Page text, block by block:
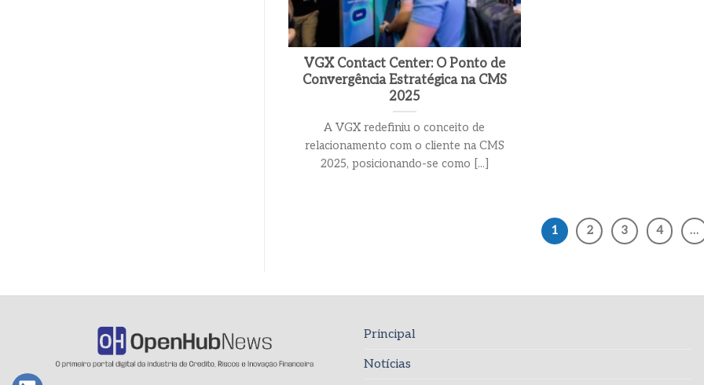
VGX Contact Center: O Ponto de
Convergência Estratégica na CMS
2025
A VGX redefiniu o conceito de
relacionamento com o cliente na CMS
2025, posicionando-se como [...]
1 2 3 4 …
Principal
Notícias